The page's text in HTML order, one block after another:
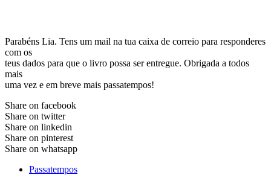
Parabéns Lia. Tens um mail na tua caixa de correio para responderes
com os
teus dados para que o livro possa ser entregue. Obrigada a todos
mais
uma vez e em breve mais passatempos!
Share on facebook
Share on twitter
Share on linkedin
Share on pinterest
Share on whatsapp
Passatempos